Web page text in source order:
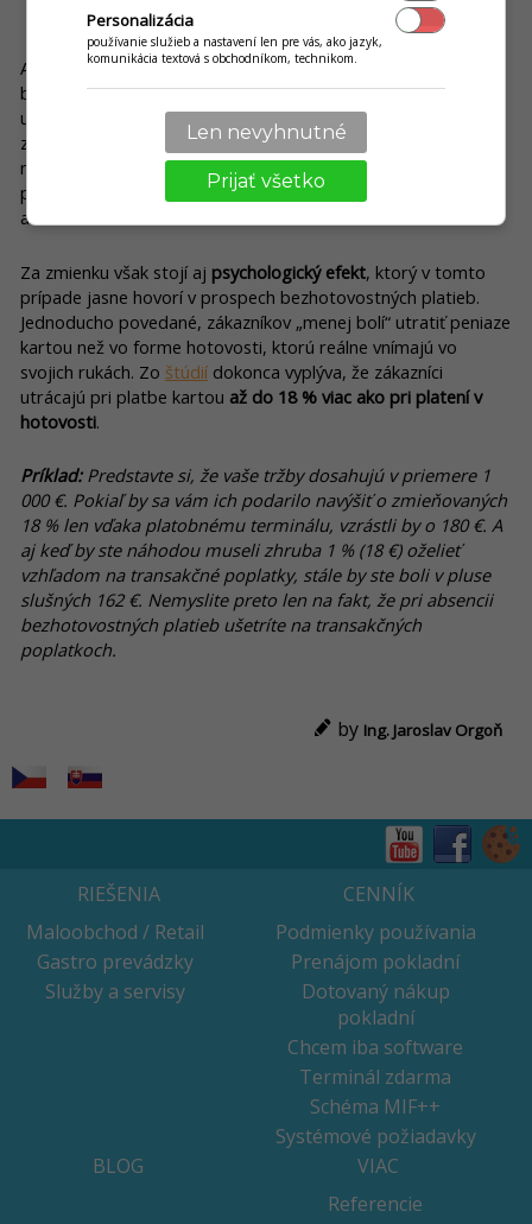
Bezhotovostné platby vs. platenie v hotovosti
Ako sme naznačili už o čosi vyššie, v rámci umožňovania
bezhotovostných platieb myslite aj na zákazníkov, ktorí
uprednostnia platbu v hotovosti. Hybridný model, ktorý dáva
zákazníkom možnosť platiť oboma spôsobmi, je znakom
modernej ekonomiky. Žiadneho z návštevníkov vašej
prevádzky totiž nebude nútiť do jedného zo spôsobov platby
ani obmedzovať.
Za zmienku však stojí aj psychologický efekt, ktorý v tomto
prípade jasne hovorí v prospech bezhotovostných platieb.
Jednoducho povedané, zákazníkov „menej bolí“ utratiť peniaze
kartou než vo forme hotovosti, ktorú reálne vnímajú vo
svojich rukách. Zo štúdií dokonca vyplýva, že zákazníci
utrácajú pri platbe kartou až do 18 % viac ako pri platení v
hotovosti.
Príklad:Predstavte si, že vaše tržby dosahujú v priemere 1
000 €. Pokiaľ by sa vám ich podarilo navýšiť o zmieňovaných
18 % len vďaka platobnému terminálu, vzrástli by o 180 €. A
aj keď by ste náhodou museli zhruba 1 % (18 €) oželieť
vzhľadom na transakčné poplatky, stále by ste boli v pluse
slušných 162 €. Nemyslite preto len na fakt, že pri absencii
bezhotovostných platieb ušetríte na transakčných
poplatkoch.
by Ing. Jaroslav Orgoň
RIEŠENIA
Maloobchod / Retail
Gastro prevádzky
Služby a servisy
CENNÍK
Podmienky používania
Prenájom pokladní
Dotovaný nákup
pokladní
Chcem iba software
Terminál zdarma
Schéma MIF++
Systémové požiadavky
BLOG
VIAC
Referencie
Personalizácia
používanie služieb a nastavení len pre vás, ako jazyk,
komunikácia textová s obchodníkom, technikom.
Len nevyhnutné
Prijať všetko